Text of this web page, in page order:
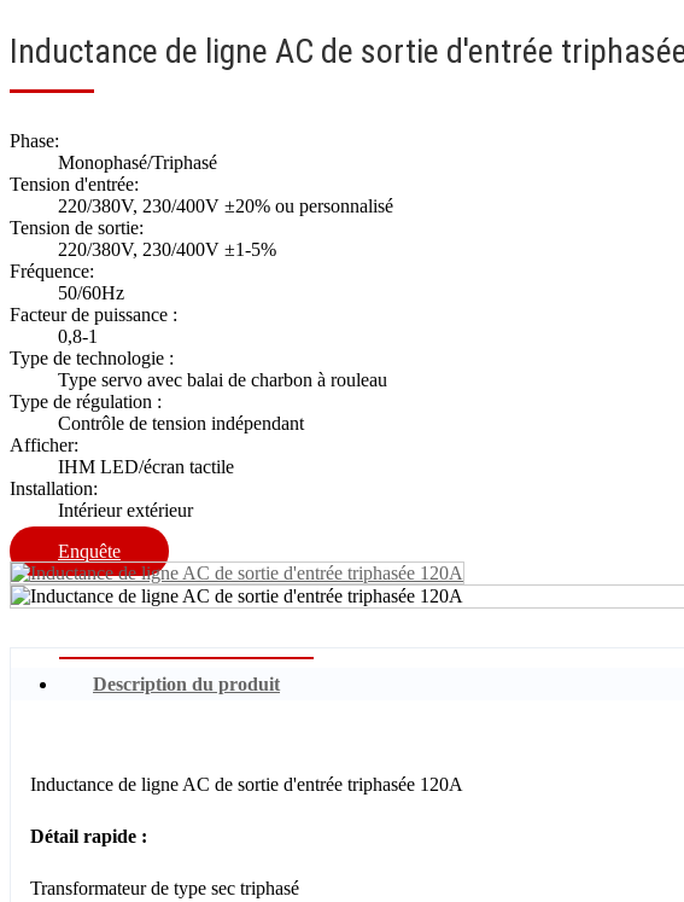
Inductance de ligne AC de sortie d'entrée
Phase:
Monophasé/Triphasé
Tension d'entrée:
220/380V, 230/400V ±20% ou personnalisé
Tension de sortie:
220/380V, 230/400V ±1-5%
Fréquence:
50/60Hz
Facteur de puissance :
0,8-1
Type de technologie :
Type servo avec balai de charbon à rouleau
Type de régulation :
Contrôle de tension indépendant
Afficher:
IHM LED/écran tactile
Installation:
Intérieur extérieur
Enquête
Description du produit
Inductance de ligne AC de sortie d'entrée triphasée 120A
Détail rapide :
Transformateur de type sec triphasé